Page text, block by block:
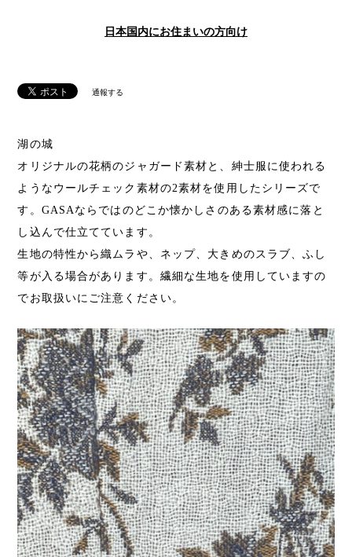
日本国内にお住まいの方向け
通報する
湖の城
オリジナルの花柄のジャガード素材と、紳士服に使われる
ようなウールチェック素材の2素材を使用したシリーズで
す。GASAならではのどこか懐かしさのある素材感に落と
し込んで仕立てています。
生地の特性から織ムラや、ネップ、大きめのスラブ、ふし
等が入る場合があります。繊細な生地を使用していますの
でお取扱いにご注意ください。